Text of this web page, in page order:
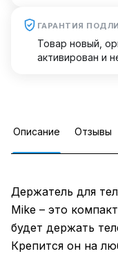
ГАРАНТИЯ
Товар новый,
активирован и
Описание Отзывы
Держатель для
Mike – это
будет держать
Крепится он на